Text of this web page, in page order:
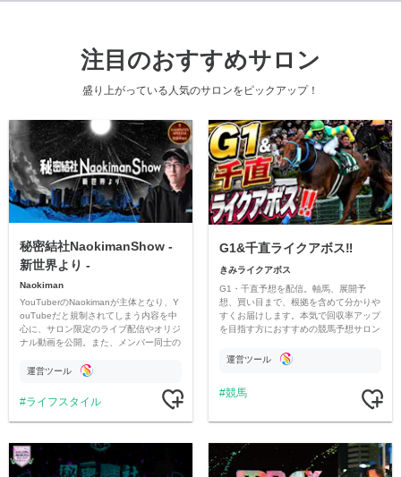
注目のおすすめサロン
盛り上がっている人気のサロンをピックアップ！
秘密結社NaokimanShow -
新世界より -
Naokiman
YouTuberのNaokimanが主体となり、Y
ouTubeだと規制されてしまう内容を中
心に、サロン限定のライブ配信やオリジ
ナル動画を公開。また、メンバー同士の
ただいています。
運営ツール
ライフスタイル
G1&千直ライクアボス‼️
きみライクアボス
G1・千直予想を配信。軸馬、展開予
想、買い目まで、根拠を含めて分かりや
すくお届けします。本気で回収率アップ
を目指す方におすすめの競馬予想サロン
運営ツール
競馬